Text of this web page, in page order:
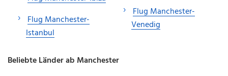
Flug Manchester-
Istanbul
Flug Manchester-
Venedig
Beliebte Länder ab Manchester